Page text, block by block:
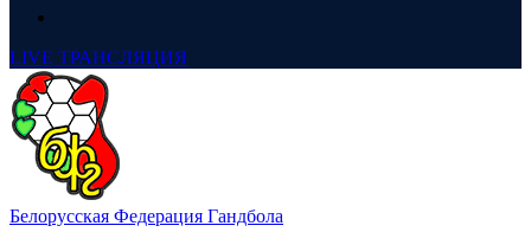
LIVE ТРАНСЛЯЦИЯ
Белорусская Федерация Гандбола